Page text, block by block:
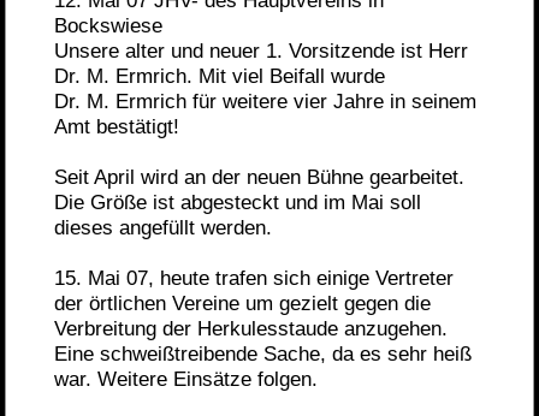
Bockswiese
Unsere alter und neuer 1. Vorsitzende ist Herr
Dr. M. Ermrich. Mit viel Beifall wurde
Dr. M. Ermrich für weitere vier Jahre in seinem
Amt bestätigt!
Seit April wird an der neuen Bühne gearbeitet.
Die Größe ist abgesteckt und im Mai soll
dieses angefüllt werden.
15. Mai 07, heute trafen sich einige Vertreter
der örtlichen Vereine um gezielt gegen die
Verbreitung der Herkulesstaude anzugehen.
Eine schweißtreibende Sache, da es sehr heiß
war. Weitere Einsätze folgen.